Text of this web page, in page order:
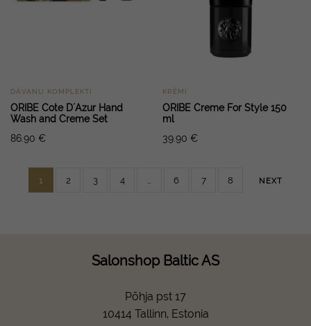
DĀVANU KOMPLEKTI
ORIBE Cote D´Azur Hand
Wash and Creme Set
86.90 €
KRĒMI
ORIBE Creme For Style 150
ml
39.90 €
1 2 3 4 6 7 8 NEXT
Salonshop Baltic AS
Põhja pst 17
10414 Tallinn, Estonia